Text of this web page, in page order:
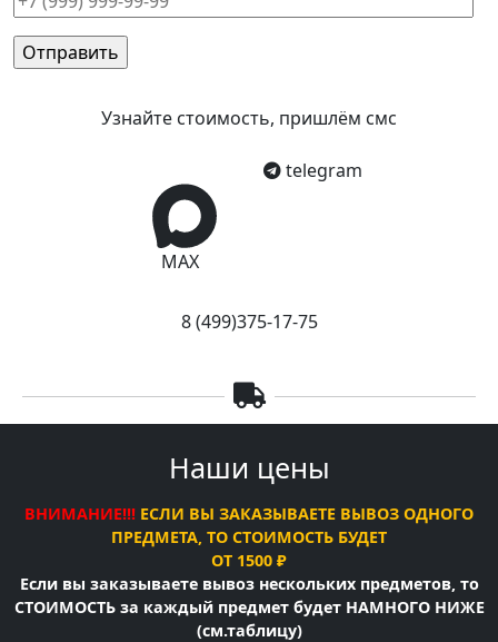
Узнайте стоимость, пришлём смс
MAX
telegram
8 (499)375-17-75
Наши цены
ВНИМАНИЕ!!! ЕСЛИ ВЫ ЗАКАЗЫВАЕТЕ ВЫВОЗ ОДНОГО
ПРЕДМЕТА, ТО СТОИМОСТЬ БУДЕТ
ОТ 1500 ₽
Если вы заказываете вывоз нескольких предметов, то
СТОИМОСТЬ за каждый предмет будет НАМНОГО НИЖЕ
(см.таблицу)